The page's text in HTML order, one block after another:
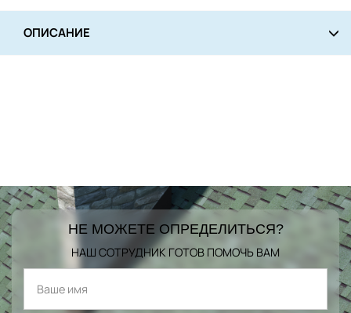
ОПИСАНИЕ
НЕ МОЖЕТЕ ОПРЕДЕЛИТЬСЯ?
НАШ СОТРУДНИК ГОТОВ ПОМОЧЬ ВАМ